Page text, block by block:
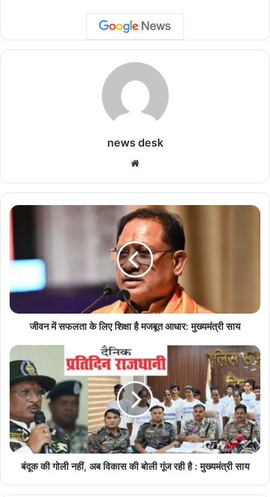
news desk
te
जी
स
ल
के
शि
क्षा
म
बू
त
आ
धा
जीवन में सफलता के लिए शिक्षा है मजबूत आधार: मुख्यमंत्री साय
बं
दू
की
ली
न
हीं
,
बंदूक की गोली नहीं, अब विकास की बोली गूंज रही है : मुख्यमंत्री साय